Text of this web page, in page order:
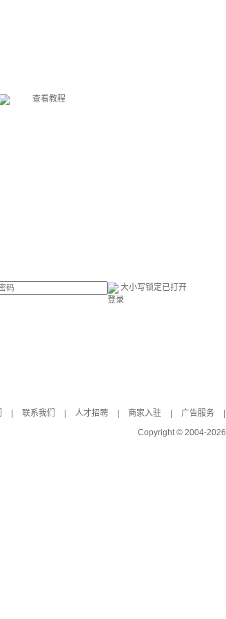
查看教程
大小写锁定已打开
登录
联系我们 人才招聘 商家入驻 广告服务
Copyright © 2004-2026